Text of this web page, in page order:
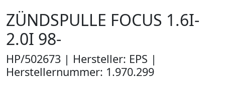
ZÜNDSPULLE FOCUS 1.6I-
2.0I 98-
HP/502673 | Hersteller: EPS |
Herstellernummer: 1.970.299